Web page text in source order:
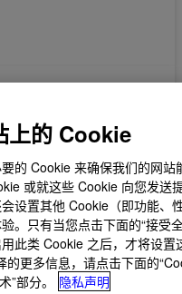
上的 Cookie
的 Cookie 来确保我们的网
或就这些 Cookie 向您发送
设置其他 Cookie（即功能、
。只有当您点击下面的“接受
此类 Cookie 之后，才将设
的更多信息，请点击下面的
”部分。
隐私声明